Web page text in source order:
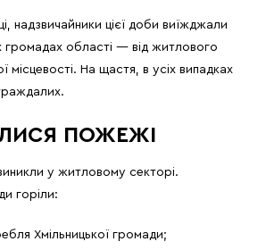
надзвичайники цієї доби виїжджали
громадах області — від житлового
місцевості. На щастя, в усіх випадках
ПОЖЕЖІ
у житловому секторі.
горіли:
Хмільницької громади;